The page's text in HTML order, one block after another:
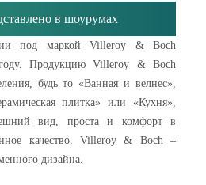
в шоурумах
под маркой Villeroy & Boch
Продукцию Villeroy & Boch
будь то «Ванная и велнес»,
плитка» или «Кухня»,
вид, проста и комфорт в
качество. Villeroy & Boch –
дизайна.